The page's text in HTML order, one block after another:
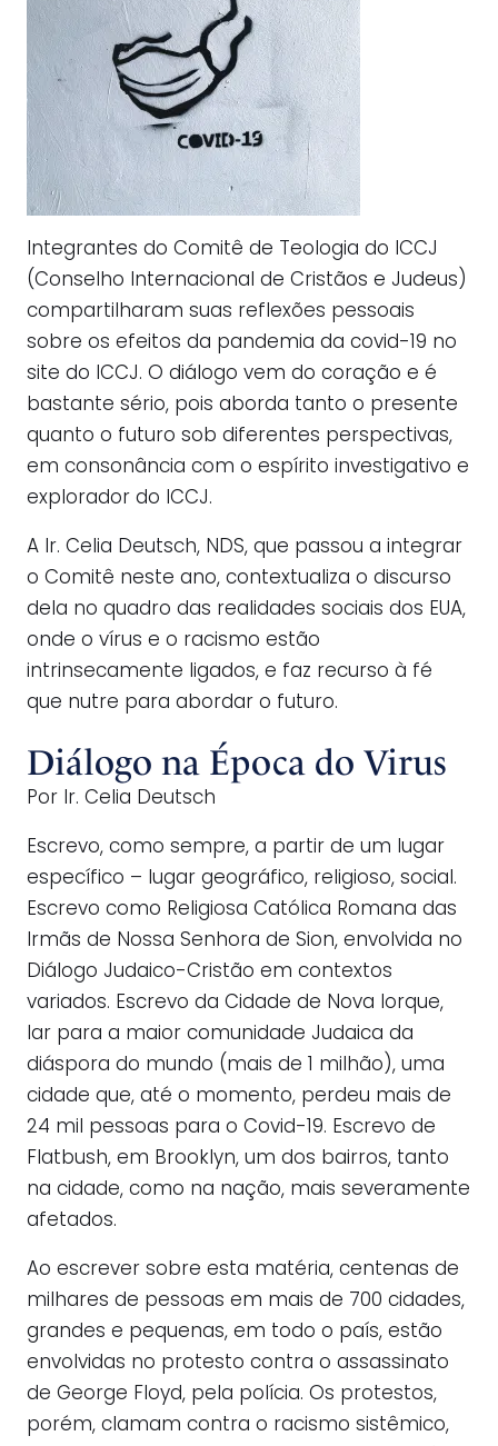
Integrantes do Comitê de Teologia do ICCJ
(Conselho Internacional de Cristãos e Judeus)
compartilharam suas reflexões pessoais
sobre os efeitos da pandemia da covid-19 no
site do ICCJ. O diálogo vem do coração e é
bastante sério, pois aborda tanto o presente
quanto o futuro sob diferentes perspectivas,
em consonância com o espírito investigativo e
explorador do ICCJ.
A Ir. Celia Deutsch, NDS, que passou a integrar
o Comitê neste ano, contextualiza o discurso
dela no quadro das realidades sociais dos EUA,
onde o vírus e o racismo estão
intrinsecamente ligados, e faz recurso à fé
que nutre para abordar o futuro.
Diálogo na Época do Virus
Por Ir. Celia Deutsch
Escrevo, como sempre, a partir de um lugar
específico – lugar geográfico, religioso, social.
Escrevo como Religiosa Católica Romana das
Irmãs de Nossa Senhora de Sion, envolvida no
Diálogo Judaico-Cristão em contextos
variados. Escrevo da Cidade de Nova Iorque,
lar para a maior comunidade Judaica da
diáspora do mundo (mais de 1 milhão), uma
cidade que, até o momento, perdeu mais de
24 mil pessoas para o Covid-19. Escrevo de
Flatbush, em Brooklyn, um dos bairros, tanto
na cidade, como na nação, mais severamente
afetados.
Ao escrever sobre esta matéria, centenas de
milhares de pessoas em mais de 700 cidades,
grandes e pequenas, em todo o país, estão
envolvidas no protesto contra o assassinato
de George Floyd, pela polícia. Os protestos,
porém, clamam contra o racismo sistêmico,